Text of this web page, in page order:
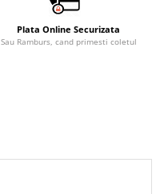
Plata Online Securizata
Sau Ramburs, cand primesti coletul